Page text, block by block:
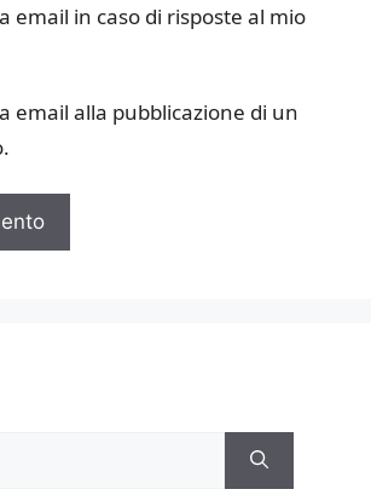
email in caso di risposte al mio
email alla pubblicazione di un